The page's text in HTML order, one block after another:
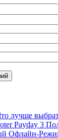
лучше
Payday 3
Офлайн-